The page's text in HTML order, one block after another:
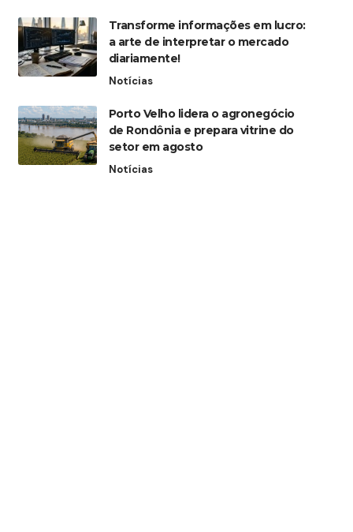
Transforme informações em lucro:
a arte de interpretar o mercado
diariamente!
Notícias
Porto Velho lidera o agronegócio
de Rondônia e prepara vitrine do
setor em agosto
Notícias